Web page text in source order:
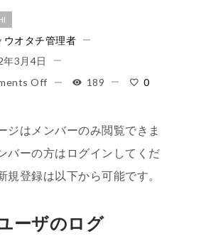
ウオタチ管理者
年3月4日
Off
189 0
ジはメンバーのみ閲覧できま
バーの方はログインしてくだ
規登録は以下から可能です。
ーザのログ